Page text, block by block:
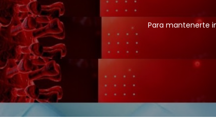
Para mantenerte